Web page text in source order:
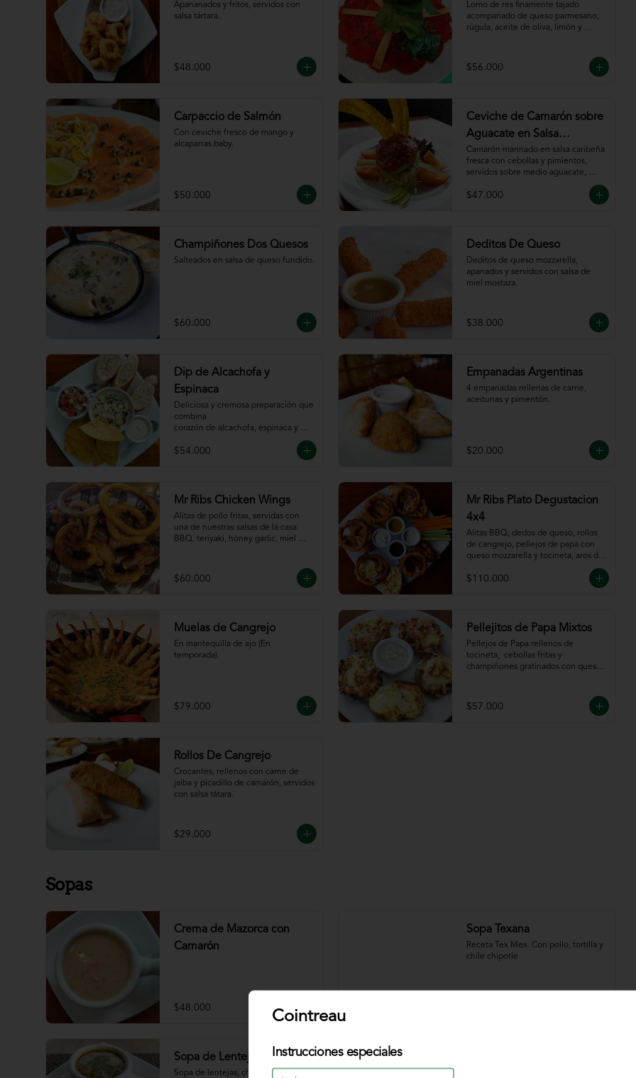
Apananados y fritos, servidos con
salsa tártara.
$48.000
Lomo de res finamente tajado
acompañado de queso parmesano,
rúgula, aceite de oliva, limón y
$56.000
Carpaccio de Salmón
Con ceviche fresco de mango y
alcaparras baby.
$50.000
Ceviche de Camarón sobre
Aguacate en Salsa
Caribeña
Camarón marinado en salsa caribeña
fresca con cebollas y pimientos,
servidos sobre medio aguacate,
acompañados de chips de plátano.
$47.000
Champiñones Dos Quesos
Salteados en salsa de queso fundido.
$60.000
Deditos De Queso
Deditos de queso mozzarella,
apanados y servidos con salsa de
miel mostaza.
$38.000
Dip de Alcachofa y
Espinaca
Deliciosa y cremosa preparación que
combina
corazón de alcachofa, espinaca y
con sour cream y pico de gallo,
$54.000
Empanadas Argentinas
4 empanadas rellenas de carne,
aceitunas y pimentón.
$20.000
Mr Ribs Chicken Wings
Alitas de pollo fritas, servidas con
una de nuestras salsas de la casa:
BBQ, teriyaki, honey garlic, miel
$60.000
Mr Ribs Plato Degustacion
4x4
Alitas BBQ, dedos de queso, rollos
de cangrejo, pellejos de papa con
queso mozzarella y tocineta, aros de
apio, acompañado de nuestras
$110.000
Muelas de Cangrejo
En mantequilla de ajo (En
temporada).
$79.000
Pellejitos de Papa Mixtos
Pellejos de Papa rellenos de
tocineta,  cebollas fritas y
champiñones gratinados con queso
$57.000
Rollos De Cangrejo
Crocantes, rellenos con carne de
jaiba y picadillo de camarón, servidos
con salsa tátara.
$29.000
Sopas
Crema de Mazorca con
Camarón
$48.000
Sopa Texana
Receta Tex Mex. Con pollo, tortilla y
chile chipotle
Sopa de Lenteja
Sopa de lentejas, chorizo, tocineta.
Cointreau
Instrucciones especiales